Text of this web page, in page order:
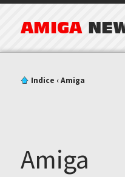
AMIGA
Indice ‹Amiga
Amiga